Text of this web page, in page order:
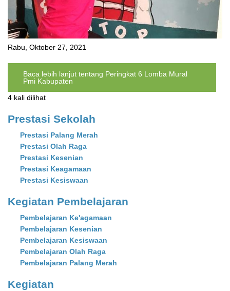
Rabu, Oktober 27, 2021
Baca lebih lanjut tentang Peringkat 6 Lomba Mural
Pmi Kabupaten
4 kali dilihat
Prestasi Sekolah
Prestasi Palang Merah
Prestasi Olah Raga
Prestasi Kesenian
Prestasi Keagamaan
Prestasi Kesiswaan
Kegiatan Pembelajaran
Pembelajaran Ke'agamaan
Pembelajaran Kesenian
Pembelajaran Kesiswaan
Pembelajaran Olah Raga
Pembelajaran Palang Merah
Kegiatan